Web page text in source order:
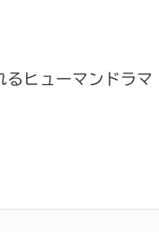
るヒューマンドラマ